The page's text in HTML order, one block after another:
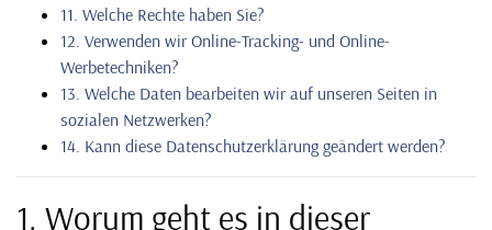
11. Welche Rechte haben Sie?
12. Verwenden wir Online-Tracking- und Online-
Werbetechniken?
13. Welche Daten bearbeiten wir auf unseren Seiten in
sozialen Netzwerken?
14. Kann diese Datenschutzerklärung geändert werden?
1. Worum geht es in dieser